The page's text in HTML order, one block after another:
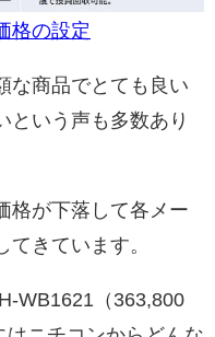
格の設定
な商品でとても良い
という声も多数あり
格が下落して各メー
てきています。
WB1621（363,800